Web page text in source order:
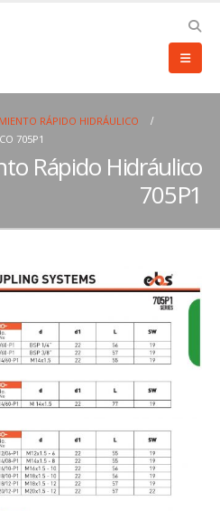
RÁPIDO HIDRÁULICO
705P1
Rápido Hidráulico
705P1